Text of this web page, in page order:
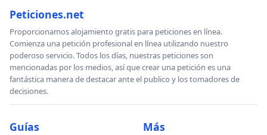
Peticiones.net
Proporcionamos alojamiento gratis para peticiones en línea.
Comienza una petición profesional en línea utilizando nuestro
poderoso servicio. Todos los días, nuestras peticiones son
mencionadas por los medios, así que crear una petición es una
fantástica manera de destacar ante el publico y los tomadores de
decisiones.
Guías Más